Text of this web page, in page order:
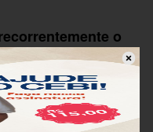
o
que essa é uma
a liminar